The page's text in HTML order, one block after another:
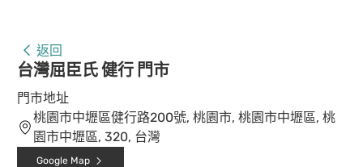
返回
台灣屈臣氏 健行 門市
門市地址
桃園市中壢區健行路200號, 桃園市, 桃園市中壢區, 桃
園市中壢區, 320, 台灣
Google Map